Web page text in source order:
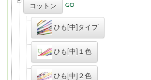
コットン
ひも[中]タイプ
ひも[中]１色
ひも[中]２色